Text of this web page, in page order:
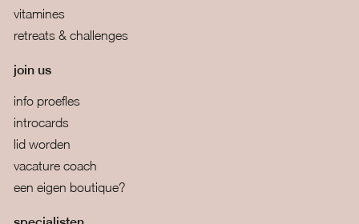
vitamines
retreats & challenges
join us
info proefles
introcards
lid worden
vacature coach
een eigen boutique?